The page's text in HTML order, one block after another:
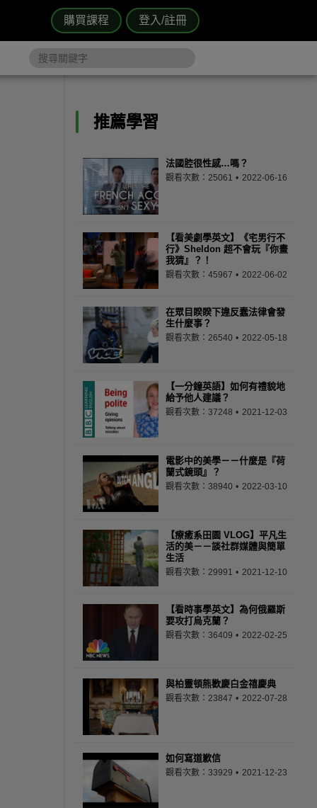
購買課程 登入/註冊
推薦學習
法國腔很性感…嗎？
觀看次數：25061 2022-06-16
【看美劇學英文】《宅男行不
行》Sheldon 超不會玩『你畫
我猜』？！
觀看次數：45967 2022-06-02
在眾目睽睽下違反蠢法律會發
生什麼事？
觀看次數：26540 2022-05-18
【一分鐘英語】如何有禮貌地
給予他人建議？
觀看次數：37248 2021-12-03
電影中的美學－－什麼是『荷
蘭式鏡頭』？
觀看次數：38940 2022-03-10
【療癒系田園 VLOG】平凡生
活的美－－談社群媒體與簡單
生活
觀看次數：29991 2021-12-10
【看時事學英文】為何俄羅斯
要攻打烏克蘭？
觀看次數：36409 2022-02-25
與柏靈頓熊歡慶白金禧慶典
觀看次數：23847 2022-07-28
如何寫道歉信
觀看次數：33929 2021-12-23